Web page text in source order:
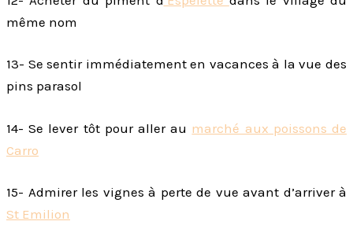
même nom
13- Se sentir immédiatement en vacances à la vue des
pins parasol
14- Se lever tôt pour aller au marché aux poissons de
Carro
15- Admirer les vignes à perte de vue avant d’arriver à
St Emilion